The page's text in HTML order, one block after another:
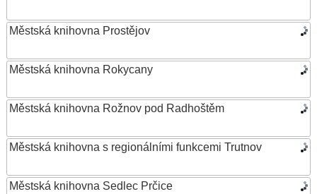
Městská knihovna Prostějov
Městská knihovna Rokycany
Městská knihovna Rožnov pod Radhoštěm
Městská knihovna s regionálními funkcemi Trutnov
Městská knihovna Sedlec Prčice